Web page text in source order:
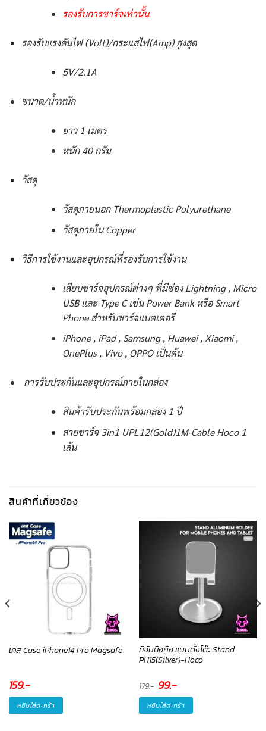
รองรับการชาร์จเท่านั้น
รองรับแรงดันไฟ (Volt)/กระแสไฟ(Amp) สูงสุด
5V/2.1A
ขนาด/น้ำหนัก
ยาว 1 เมตร
หนัก 40 กรัม
วัสดุ
วัสดุภายนอก Thermoplastic Polyurethane
วัสดุภายใน Copper
วิธีการใช้งานและอุปกรณ์ที่รองรับการใช้งาน
เสียบชาร์จอุปกรณ์ต่างๆ ที่มีช่อง Lightning , Micro
USB และ Type C เช่น Power Bank หรือ Smart
Phone สำหรับชาร์จแบตเตอรี่
iPhone , iPad , Samsung , Huawei , Xiaomi ,
OnePlus , Vivo , OPPO เป็นต้น
การรับประกันและอุปกรณ์ภายในกล่อง
สินค้ารับประกันพร้อมกล่อง 1 ปี
สายชาร์จ 3in1 UPL12(Gold)1M-Cable Hoco 1
เส้น
สินค้าที่เกี่ยวข้อง
เคส Case iPhone14 Pro Magsafe
159.-
หยิบใส่ตะกร้า
ที่จับมือถือ แบบตั้งโต๊ะ Stand
PH15(Silver)-Hoco
179.- Original
price
was:
179.-.
99.-Current
price
is:
99.-.
หยิบใส่ตะกร้า